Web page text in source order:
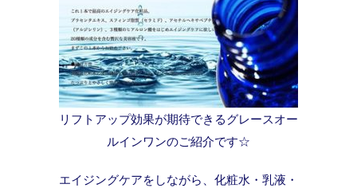
リフトアップ効果が期待できるグレースオー
ルインワンのご紹介です☆
エイジングケアをしながら、化粧水・乳液・